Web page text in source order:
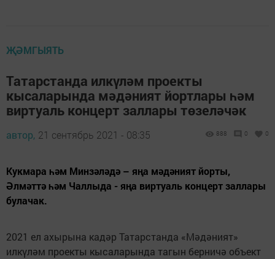
ҖӘМГЫЯТЬ
Татарстанда илкүләм проекты
кысаларында мәдәният йортлары һәм
виртуаль концерт заллары төзеләчәк
автор, 21 сентябрь 2021 - 08:35 888 0 0
Кукмара һәм Минзәләдә – яңа мәдәният йорты,
Әлмәттә һәм Чаллыда - яңа виртуаль концерт заллары
булачак.
2021 ел ахырына кадәр Татарстанда «Мәдәният»
илкүләм проекты кысаларында тагын берничә объект